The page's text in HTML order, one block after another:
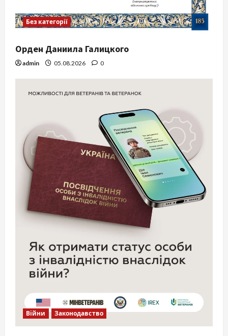
Без категорії
Орден Даниила Галицкого
admin 05.08.2026 0
Війни Законодавство